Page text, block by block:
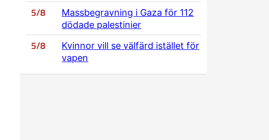
5/8
Massbegravning i Gaza för 112
dödade palestinier
5/8
Kvinnor vill se välfärd istället för
vapen